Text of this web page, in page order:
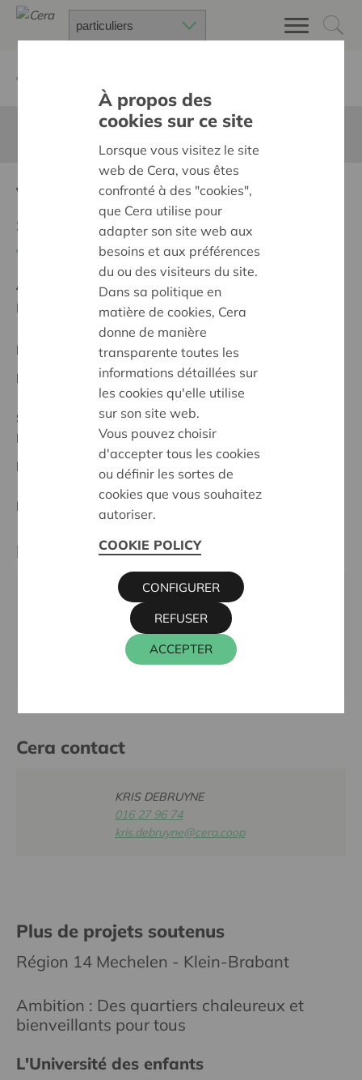
Vernieuwde, groene
speelplaats
Ambition:
Des quartiers chaleureux et bienveillants
pour tous
Projet régional
Date de début:26/02/2025
Statut:
Mechelen - Klein-Brabant
Date de décision: 26/02/2025
Décision: Approuvé
Partenaire
ST. BERNARDUSSCHOOL, ST.-AMANDSESTEENWEG
256, 2880 BORNEM
03 361 41 30
www.bernardusschool.be
Cera contact
KRIS DEBRUYNE
016 27 96 74
kris.debruyne@cera.coop
Plus de projets soutenus
Région 14 Mechelen - Klein-Brabant
Ambition : Des quartiers chaleureux et
bienveillants pour tous
L'Université des enfants
À propos des
cookies sur ce site
Lorsque vous visitez le site
web de Cera, vous êtes
confronté à des "cookies",
que Cera utilise pour
adapter son site web aux
besoins et aux préférences
du ou des visiteurs du site.
Dans sa politique en
matière de cookies, Cera
donne de manière
transparente toutes les
informations détaillées sur
les cookies qu'elle utilise
sur son site web.
Vous pouvez choisir
d'accepter tous les cookies
ou définir les sortes de
cookies que vous souhaitez
autoriser.
COOKIE POLICY
ACCEPTER
REFUSER
CONFIGURER